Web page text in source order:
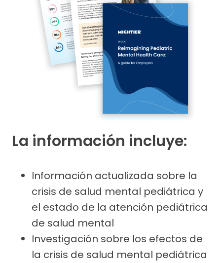
La información incluye:
Información actualizada sobre la
crisis de salud mental pediátrica y
el estado de la atención pediátrica
de salud mental
Investigación sobre los efectos de
la crisis de salud mental pediátrica